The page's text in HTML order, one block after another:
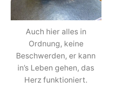
Auch hier alles in
Ordnung, keine
Beschwerden, er kann
in’s Leben gehen, das
Herz funktioniert.